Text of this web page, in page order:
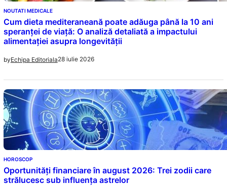
NOUTATI MEDICALE
Cum dieta mediteraneană poate adăuga până la 10 ani
speranței de viață: O analiză detaliată a impactului
alimentației asupra longevității
byEchipa Editoriala28 iulie 2026
HOROSCOP
Oportunități financiare în august 2026: Trei zodii care
strălucesc sub influența astrelor